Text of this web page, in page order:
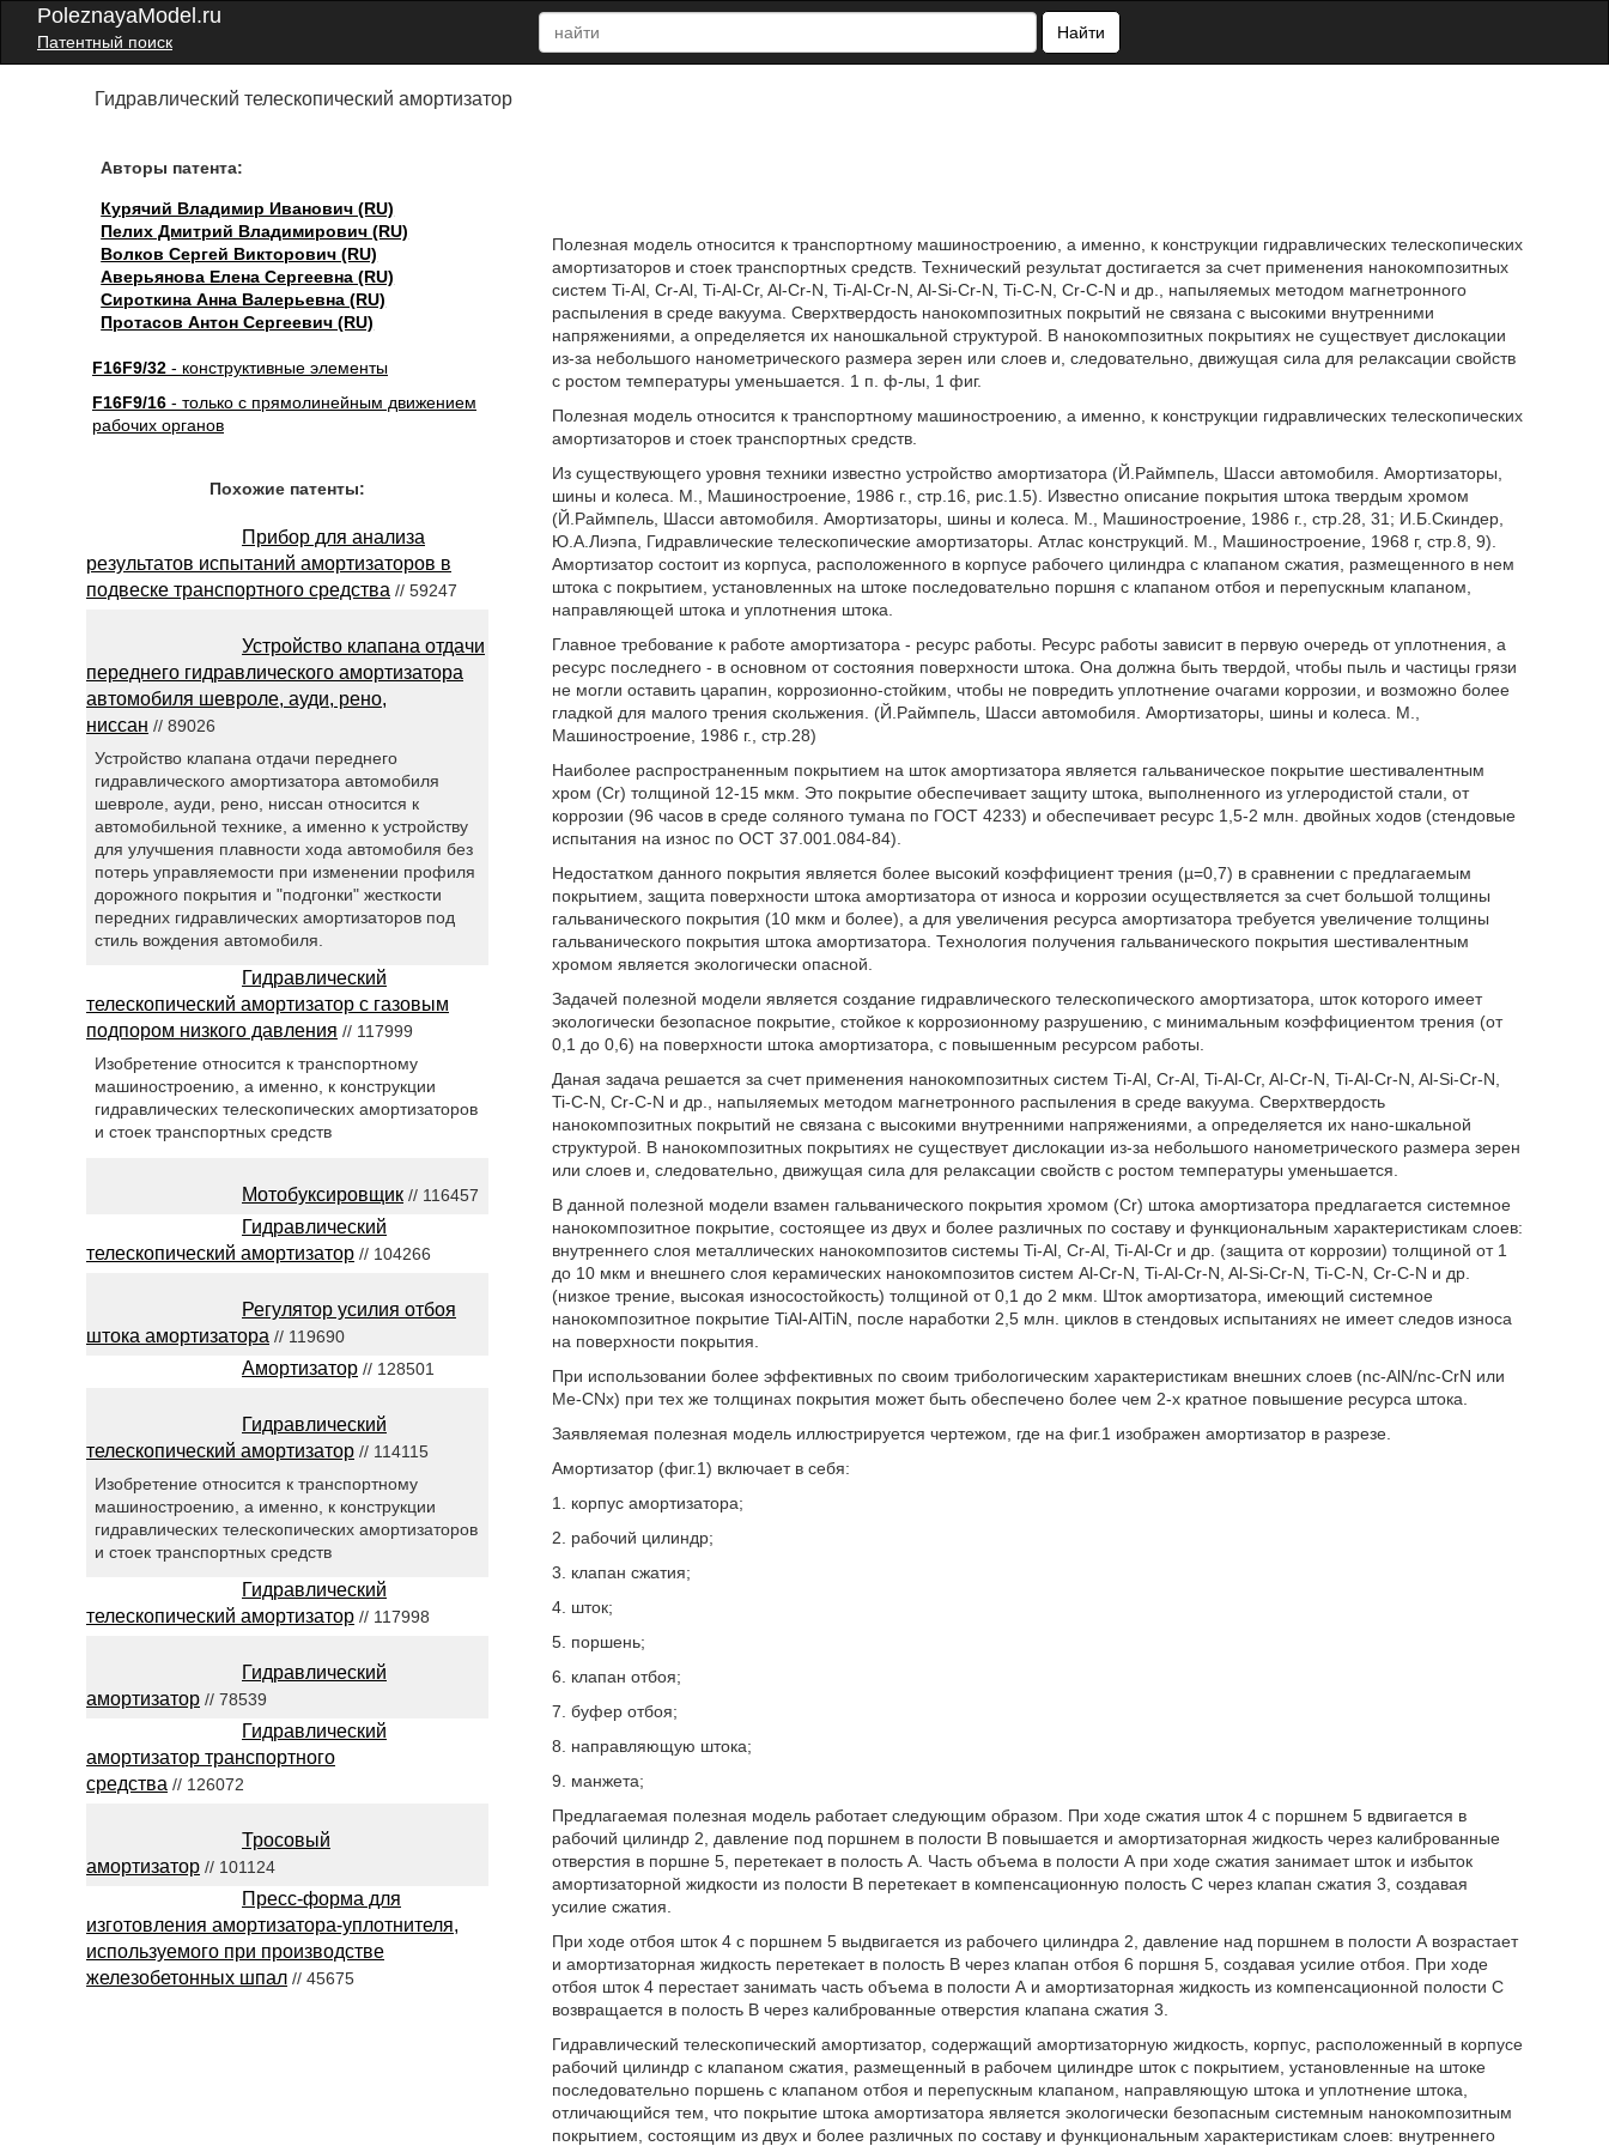
PoleznayaModel.ru
Патентный поиск
Найти
Гидравлический телескопический амортизатор
Авторы патента:
Курячий Владимир Иванович (RU)
Пелих Дмитрий Владимирович (RU)
Волков Сергей Викторович (RU)
Аверьянова Елена Сергеевна (RU)
Сироткина Анна Валерьевна (RU)
Протасов Антон Сергеевич (RU)
F16F9/32 - конструктивные элементы
F16F9/16 - только с прямолинейным движением
рабочих органов
Полезная модель относится к транспортному машиностроению, а именно, к конструкции гидравлических телескопических
амортизаторов и стоек транспортных средств. Технический результат достигается за счет применения нанокомпозитных
систем Ti-Al, Cr-Al, Ti-Al-Cr, Al-Cr-N, Ti-Al-Cr-N, Al-Si-Cr-N, Ti-C-N, Cr-C-N и др., напыляемых методом магнетронного
распыления в среде вакуума. Сверхтвердость нанокомпозитных покрытий не связана с высокими внутренними
напряжениями, а определяется их наношкальной структурой. В нанокомпозитных покрытиях не существует дислокации
из-за небольшого нанометрического размера зерен или слоев и, следовательно, движущая сила для релаксации свойств
с ростом температуры уменьшается. 1 п. ф-лы, 1 фиг.
Полезная модель относится к транспортному машиностроению, а именно, к конструкции гидравлических телескопических
амортизаторов и стоек транспортных средств.
Из существующего уровня техники известно устройство амортизатора (Й.Раймпель, Шасси автомобиля. Амортизаторы,
шины и колеса. М., Машиностроение, 1986 г., стр.16, рис.1.5). Известно описание покрытия штока твердым хромом
(Й.Раймпель, Шасси автомобиля. Амортизаторы, шины и колеса. М., Машиностроение, 1986 г., стр.28, 31; И.Б.Скиндер,
Ю.А.Лиэпа, Гидравлические телескопические амортизаторы. Атлас конструкций. М., Машиностроение, 1968 г, стр.8, 9).
Амортизатор состоит из корпуса, расположенного в корпусе рабочего цилиндра с клапаном сжатия, размещенного в нем
штока с покрытием, установленных на штоке последовательно поршня с клапаном отбоя и перепускным клапаном,
направляющей штока и уплотнения штока.
Главное требование к работе амортизатора - ресурс работы. Ресурс работы зависит в первую очередь от уплотнения, а
ресурс последнего - в основном от состояния поверхности штока. Она должна быть твердой, чтобы пыль и частицы грязи
не могли оставить царапин, коррозионно-стойким, чтобы не повредить уплотнение очагами коррозии, и возможно более
гладкой для малого трения скольжения. (Й.Раймпель, Шасси автомобиля. Амортизаторы, шины и колеса. М.,
Машиностроение, 1986 г., стр.28)
Наиболее распространенным покрытием на шток амортизатора является гальваническое покрытие шестивалентным
хром (Сr) толщиной 12-15 мкм. Это покрытие обеспечивает защиту штока, выполненного из углеродистой стали, от
коррозии (96 часов в среде соляного тумана по ГОСТ 4233) и обеспечивает ресурс 1,5-2 млн. двойных ходов (стендовые
испытания на износ по ОСТ 37.001.084-84).
Недостатком данного покрытия является более высокий коэффициент трения (µ=0,7) в сравнении с предлагаемым
покрытием, защита поверхности штока амортизатора от износа и коррозии осуществляется за счет большой толщины
гальванического покрытия (10 мкм и более), а для увеличения ресурса амортизатора требуется увеличение толщины
гальванического покрытия штока амортизатора. Технология получения гальванического покрытия шестивалентным
хромом является экологически опасной.
Задачей полезной модели является создание гидравлического телескопического амортизатора, шток которого имеет
экологически безопасное покрытие, стойкое к коррозионному разрушению, с минимальным коэффициентом трения (от
0,1 до 0,6) на поверхности штока амортизатора, с повышенным ресурсом работы.
Даная задача решается за счет применения нанокомпозитных систем Ti-Al, Cr-Al, Ti-Al-Cr, Al-Cr-N, Ti-Al-Cr-N, Al-Si-Cr-N,
Ti-C-N, Cr-C-N и др., напыляемых методом магнетронного распыления в среде вакуума. Сверхтвердость
нанокомпозитных покрытий не связана с высокими внутренними напряжениями, а определяется их нано-шкальной
структурой. В нанокомпозитных покрытиях не существует дислокации из-за небольшого нанометрического размера зерен
или слоев и, следовательно, движущая сила для релаксации свойств с ростом температуры уменьшается.
В данной полезной модели взамен гальванического покрытия хромом (Cr) штока амортизатора предлагается системное
нанокомпозитное покрытие, состоящее из двух и более различных по составу и функциональным характеристикам слоев:
внутреннего слоя металлических нанокомпозитов системы Ti-Al, Cr-Al, Ti-Al-Cr и др. (защита от коррозии) толщиной от 1
до 10 мкм и внешнего слоя керамических нанокомпозитов систем Al-Cr-N, Ti-Al-Cr-N, Al-Si-Cr-N, Ti-C-N, Cr-C-N и др.
(низкое трение, высокая износостойкость) толщиной от 0,1 до 2 мкм. Шток амортизатора, имеющий системное
нанокомпозитное покрытие TiAl-AlTiN, после наработки 2,5 млн. циклов в стендовых испытаниях не имеет следов износа
на поверхности покрытия.
При использовании более эффективных по своим трибологическим характеристикам внешних слоев (nc-AlN/nc-CrN или
Me-CNx) при тех же толщинах покрытия может быть обеспечено более чем 2-х кратное повышение ресурса штока.
Заявляемая полезная модель иллюстрируется чертежом, где на фиг.1 изображен амортизатор в разрезе.
Амортизатор (фиг.1) включает в себя:
1. корпус амортизатора;
2. рабочий цилиндр;
3. клапан сжатия;
4. шток;
5. поршень;
6. клапан отбоя;
7. буфер отбоя;
8. направляющую штока;
9. манжета;
Предлагаемая полезная модель работает следующим образом. При ходе сжатия шток 4 с поршнем 5 вдвигается в
рабочий цилиндр 2, давление под поршнем в полости В повышается и амортизаторная жидкость через калиброванные
отверстия в поршне 5, перетекает в полость А. Часть объема в полости А при ходе сжатия занимает шток и избыток
амортизаторной жидкости из полости В перетекает в компенсационную полость С через клапан сжатия 3, создавая
усилие сжатия.
При ходе отбоя шток 4 с поршнем 5 выдвигается из рабочего цилиндра 2, давление над поршнем в полости А возрастает
и амортизаторная жидкость перетекает в полость В через клапан отбоя 6 поршня 5, создавая усилие отбоя. При ходе
отбоя шток 4 перестает занимать часть объема в полости А и амортизаторная жидкость из компенсационной полости С
возвращается в полость В через калиброванные отверстия клапана сжатия 3.
Гидравлический телескопический амортизатор, содержащий амортизаторную жидкость, корпус, расположенный в корпусе
рабочий цилиндр с клапаном сжатия, размещенный в рабочем цилиндре шток с покрытием, установленные на штоке
последовательно поршень с клапаном отбоя и перепускным клапаном, направляющую штока и уплотнение штока,
отличающийся тем, что покрытие штока амортизатора является экологически безопасным системным нанокомпозитным
покрытием, состоящим из двух и более различных по составу и функциональным характеристикам слоев: внутреннего
Похожие патенты:
Прибор для анализа
результатов испытаний амортизаторов в
подвеске транспортного средства // 59247
Устройство клапана отдачи
переднего гидравлического амортизатора
автомобиля шевроле, ауди, рено,
ниссан // 89026
Устройство клапана отдачи переднего
гидравлического амортизатора автомобиля
шевроле, ауди, рено, ниссан относится к
автомобильной технике, а именно к устройству
для улучшения плавности хода автомобиля без
потерь управляемости при изменении профиля
дорожного покрытия и "подгонки" жесткости
передних гидравлических амортизаторов под
стиль вождения автомобиля.
Гидравлический
телескопический амортизатор с газовым
подпором низкого давления // 117999
Изобретение относится к транспортному
машиностроению, а именно, к конструкции
гидравлических телескопических амортизаторов
и стоек транспортных средств
Мотобуксировщик // 116457
Гидравлический
телескопический амортизатор // 104266
Регулятор усилия отбоя
штока амортизатора // 119690
Амортизатор // 128501
Гидравлический
телескопический амортизатор // 114115
Изобретение относится к транспортному
машиностроению, а именно, к конструкции
гидравлических телескопических амортизаторов
и стоек транспортных средств
Гидравлический
телескопический амортизатор // 117998
Гидравлический
амортизатор // 78539
Гидравлический
амортизатор транспортного
средства // 126072
Тросовый
амортизатор // 101124
Пресс-форма для
изготовления амортизатора-уплотнителя,
используемого при производстве
железобетонных шпал // 45675